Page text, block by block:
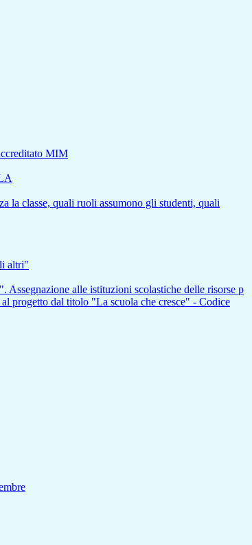
MIM
la classe, quali ruoli assumono gli studenti, quali
altri"
alle istituzioni scolastiche delle risorse p
dal titolo "La scuola che cresce" - Codice